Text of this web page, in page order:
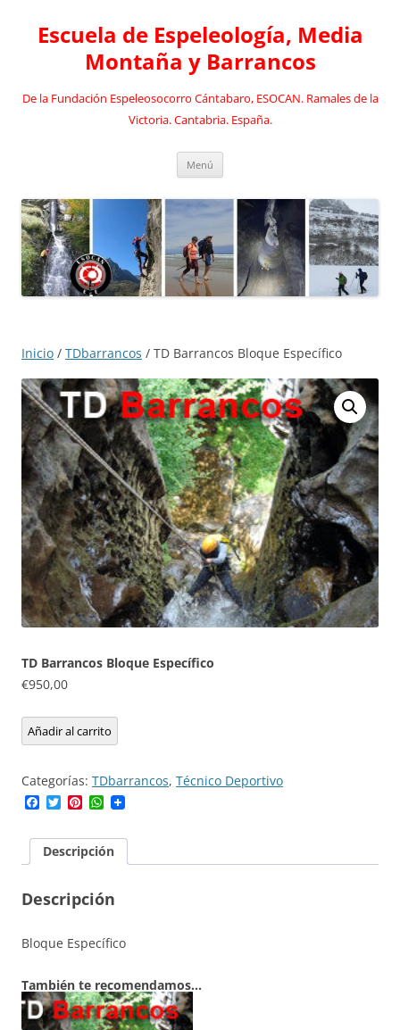
contenido
Escuela de Espeleología, Media
Montaña y Barrancos
De la Fundación Espeleosocorro Cántabaro, ESOCAN. Ramales de la
Victoria. Cantabria. España.
Menú
Inicio / TDbarrancos / TD Barrancos Bloque Específico
TD Barrancos Bloque Específico
€950,00
TD
Barrancos
Específico
cantidad
Añadir al carrito
Categorías: TDbarrancos, Técnico Deportivo
Facebook
TwitterPinterestWhatsApp
Descripción
Descripción
Bloque Específico
También te recomendamos…